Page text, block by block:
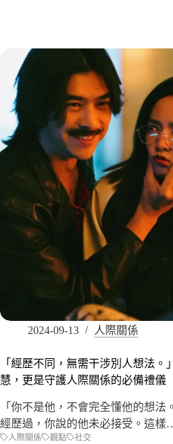
2024-09-13 人際關係
「經歷不同，無需干涉別人想法。
慧，更是守護人際關係的必備禮儀
「你不是他，不會完全懂他的想法
經歷過，你說的他未必接受。這樣
人際關係 觀點 社交